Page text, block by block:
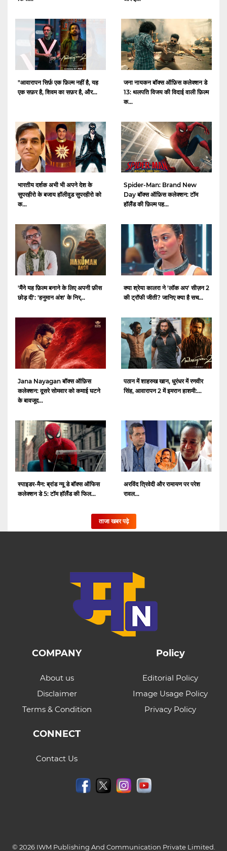
"आवारापन सिर्फ़ एक फ़िल्म नहीं है, यह
एक सफ़र है, शिवम का सफ़र है, और...
जना नायकन बॉक्स ऑफ़िस कलेक्शन डे
13: थलपति विजय की विदाई वाली फ़िल्म
क...
भारतीय दर्शक अभी भी अपने देश के
सुपरहीरो के बजाय हॉलीवुड सुपरहीरो को
क...
Spider-Man: Brand New
Day बॉक्स ऑफ़िस कलेक्शन: टॉम
हॉलैंड की फ़िल्म पह...
'मैंने यह फ़िल्म बनाने के लिए अपनी फ़ीस
छोड़ दी': 'हनुमान अंश' के निर्...
क्या श्रेया कालरा ने 'लॉक अप' सीज़न 2
की ट्रॉफी जीती? जानिए क्या है सच...
Jana Nayagan बॉक्स ऑफ़िस
कलेक्शन: दूसरे सोमवार को कमाई घटने
के बावजूद...
पठान में शाहरुख खान, धुरंधर में रणवीर
सिंह, आवारापन 2 में इमरान हाशमी:...
स्पाइडर-मैन: ब्रांड न्यू डे बॉक्स ऑफिस
कलेक्शन डे 5: टॉम हॉलैंड की फिल...
अरविंद त्रिवेदी और रामायण पर परेश
रावल...
ताजा खबर पढ़े
COMPANY
About us
Disclaimer
Terms & Condition
Policy
Editorial Policy
Image Usage Policy
Privacy Policy
CONNECT
Contact Us
© 2026 IWM Publishing And Communication Private Limited.